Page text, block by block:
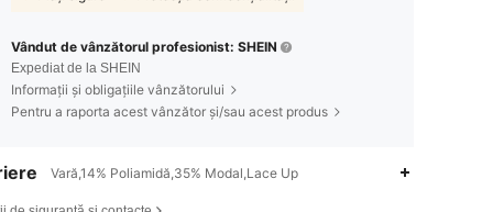
Vândut de vânzătorul profesionist: SHEIN
Expediat de la SHEIN
Informații și obligațiile vânzătorului
Pentru a raporta acest vânzător și/sau acest produs
Vară,14% Poliamidă,35% Modal,Lace Up